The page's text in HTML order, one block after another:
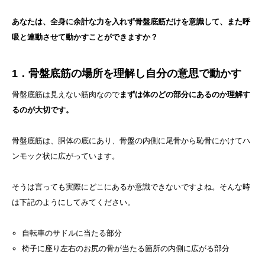
あなたは、全身に余計な力を入れず骨盤底筋だけを意識して、また呼
吸と連動させて動かすことができますか？
1．骨盤底筋の場所を理解し自分の意思で動かす
骨盤底筋は見えない筋肉なのでまずは体のどの部分にあるのか理解す
るのが大切です。
骨盤底筋は、胴体の底にあり、骨盤の内側に尾骨から恥骨にかけてハ
ンモック状に広がっています。
そうは言っても実際にどこにあるか意識できないですよね。そんな時
は下記のようにしてみてください。
自転車のサドルに当たる部分
椅子に座り左右のお尻の骨が当たる箇所の内側に広がる部分